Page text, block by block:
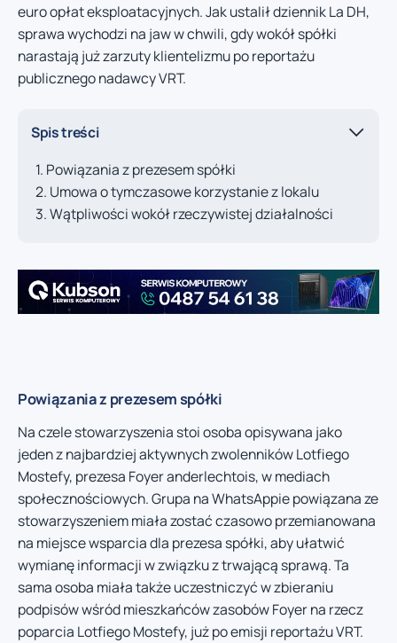
euro opłat eksploatacyjnych. Jak ustalił dziennik La DH,
sprawa wychodzi na jaw w chwili, gdy wokół spółki
narastają już zarzuty klientelizmu po reportażu
publicznego nadawcy VRT.
Spis treści
Powiązania z prezesem spółki
Umowa o tymczasowe korzystanie z lokalu
Wątpliwości wokół rzeczywistej działalności
Powiązania z prezesem spółki
Na czele stowarzyszenia stoi osoba opisywana jako
jeden z najbardziej aktywnych zwolenników Lotfiego
Mostefy, prezesa Foyer anderlechtois, w mediach
społecznościowych. Grupa na WhatsAppie powiązana ze
stowarzyszeniem miała zostać czasowo przemianowana
na miejsce wsparcia dla prezesa spółki, aby ułatwić
wymianę informacji w związku z trwającą sprawą. Ta
sama osoba miała także uczestniczyć w zbieraniu
podpisów wśród mieszkańców zasobów Foyer na rzecz
poparcia Lotfiego Mostefy, już po emisji reportażu VRT.